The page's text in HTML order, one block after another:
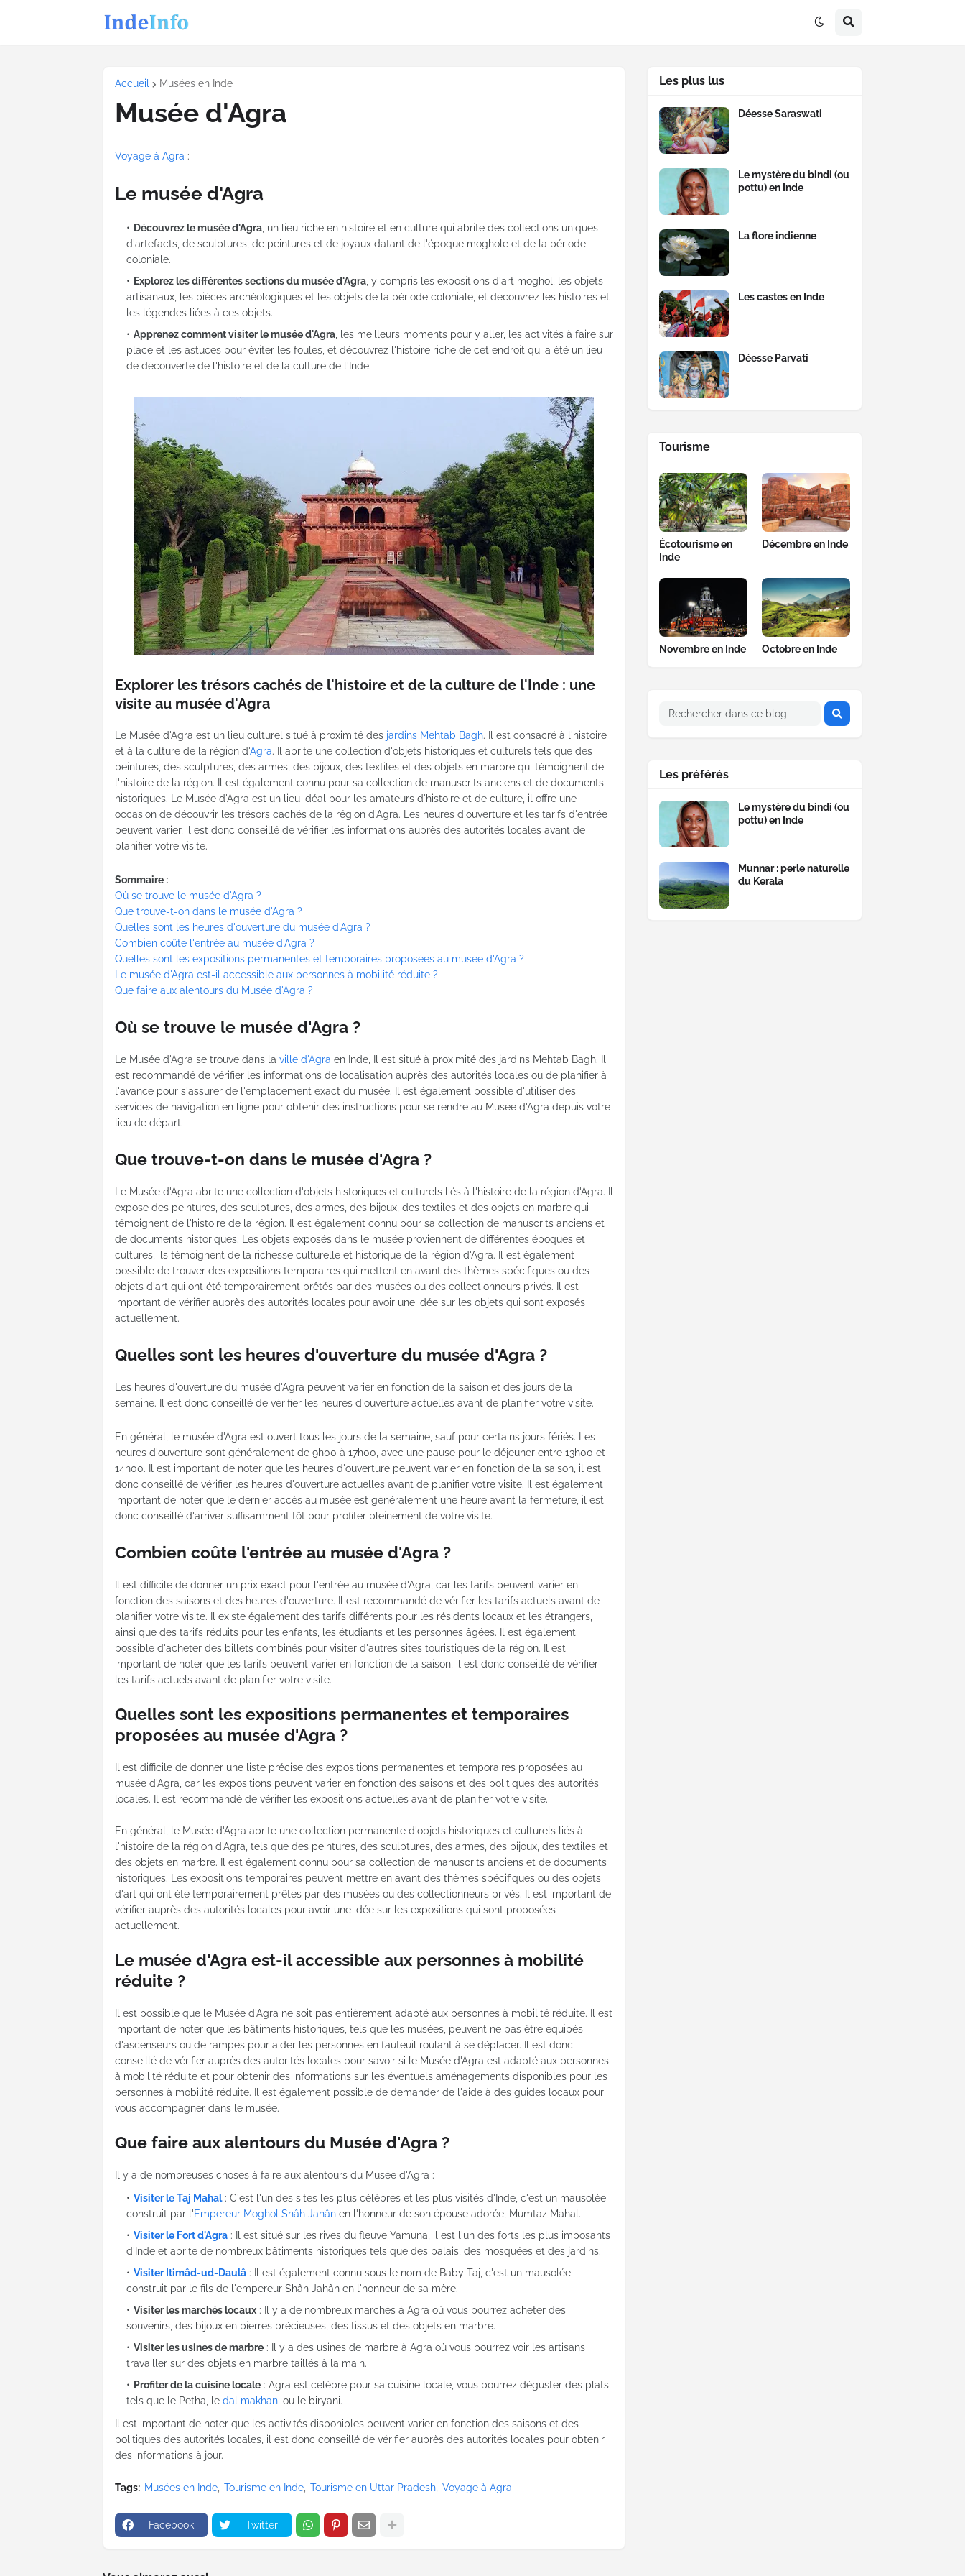
Accueil Musées en Inde
Musée d'Agra
Voyage à Agra :
Le musée d'Agra
Découvrez le musée d'Agra , un lieu riche en histoire et en culture qui abrite des collections uniques
d'artefacts, de sculptures, de peintures et de joyaux datant de l'époque moghole et de la période
coloniale.
Explorez les différentes sections du musée d'Agra , y compris les expositions d'art moghol, les objets
artisanaux, les pièces archéologiques et les objets de la période coloniale, et découvrez les histoires et
les légendes liées à ces objets.
Apprenez comment visiter le musée d'Agra , les meilleurs moments pour y aller, les activités à faire sur
place et les astuces pour éviter les foules, et découvrez l'histoire riche de cet endroit qui a été un lieu
de découverte de l'histoire et de la culture de l'Inde.
Explorer les trésors cachés de l'histoire et de la culture de l'Inde : une
visite au musée d'Agra
Le Musée d'Agra est un lieu culturel situé à proximité des jardins Mehtab Bagh. Il est consacré à l'histoire
et à la culture de la région d'Agra. Il abrite une collection d'objets historiques et culturels tels que des
peintures, des sculptures, des armes, des bijoux, des textiles et des objets en marbre qui témoignent de
l'histoire de la région. Il est également connu pour sa collection de manuscrits anciens et de documents
historiques. Le Musée d'Agra est un lieu idéal pour les amateurs d'histoire et de culture, il offre une
occasion de découvrir les trésors cachés de la région d'Agra. Les heures d'ouverture et les tarifs d'entrée
peuvent varier, il est donc conseillé de vérifier les informations auprès des autorités locales avant de
planifier votre visite.
Sommaire :
Où se trouve le musée d'Agra ?
Que trouve-t-on dans le musée d'Agra ?
Quelles sont les heures d'ouverture du musée d'Agra ?
Combien coûte l'entrée au musée d'Agra ?
Quelles sont les expositions permanentes et temporaires proposées au musée d'Agra ?
Le musée d'Agra est-il accessible aux personnes à mobilité réduite ?
Que faire aux alentours du Musée d'Agra ?
Où se trouve le musée d'Agra ?
Le Musée d'Agra se trouve dans la ville d'Agra en Inde, Il est situé à proximité des jardins Mehtab Bagh. Il
est recommandé de vérifier les informations de localisation auprès des autorités locales ou de planifier à
l'avance pour s'assurer de l'emplacement exact du musée. Il est également possible d'utiliser des
services de navigation en ligne pour obtenir des instructions pour se rendre au Musée d'Agra depuis votre
lieu de départ.
Que trouve-t-on dans le musée d'Agra ?
Le Musée d'Agra abrite une collection d'objets historiques et culturels liés à l'histoire de la région d'Agra. Il
expose des peintures, des sculptures, des armes, des bijoux, des textiles et des objets en marbre qui
témoignent de l'histoire de la région. Il est également connu pour sa collection de manuscrits anciens et
de documents historiques. Les objets exposés dans le musée proviennent de différentes époques et
cultures, ils témoignent de la richesse culturelle et historique de la région d'Agra. Il est également
possible de trouver des expositions temporaires qui mettent en avant des thèmes spécifiques ou des
objets d'art qui ont été temporairement prêtés par des musées ou des collectionneurs privés. Il est
important de vérifier auprès des autorités locales pour avoir une idée sur les objets qui sont exposés
actuellement.
Quelles sont les heures d'ouverture du musée d'Agra ?
Les heures d'ouverture du musée d'Agra peuvent varier en fonction de la saison et des jours de la
semaine. Il est donc conseillé de vérifier les heures d'ouverture actuelles avant de planifier votre visite.
En général, le musée d'Agra est ouvert tous les jours de la semaine, sauf pour certains jours fériés. Les
heures d'ouverture sont généralement de 9h00 à 17h00, avec une pause pour le déjeuner entre 13h00 et
14h00. Il est important de noter que les heures d'ouverture peuvent varier en fonction de la saison, il est
donc conseillé de vérifier les heures d'ouverture actuelles avant de planifier votre visite. Il est également
important de noter que le dernier accès au musée est généralement une heure avant la fermeture, il est
donc conseillé d'arriver suffisamment tôt pour profiter pleinement de votre visite.
Combien coûte l'entrée au musée d'Agra ?
Il est difficile de donner un prix exact pour l'entrée au musée d'Agra, car les tarifs peuvent varier en
fonction des saisons et des heures d'ouverture. Il est recommandé de vérifier les tarifs actuels avant de
planifier votre visite. Il existe également des tarifs différents pour les résidents locaux et les étrangers,
ainsi que des tarifs réduits pour les enfants, les étudiants et les personnes âgées. Il est également
possible d'acheter des billets combinés pour visiter d'autres sites touristiques de la région. Il est
important de noter que les tarifs peuvent varier en fonction de la saison, il est donc conseillé de vérifier
les tarifs actuels avant de planifier votre visite.
Quelles sont les expositions permanentes et temporaires
proposées au musée d'Agra ?
Il est difficile de donner une liste précise des expositions permanentes et temporaires proposées au
musée d'Agra, car les expositions peuvent varier en fonction des saisons et des politiques des autorités
locales. Il est recommandé de vérifier les expositions actuelles avant de planifier votre visite.
En général, le Musée d'Agra abrite une collection permanente d'objets historiques et culturels liés à
l'histoire de la région d'Agra, tels que des peintures, des sculptures, des armes, des bijoux, des textiles et
des objets en marbre. Il est également connu pour sa collection de manuscrits anciens et de documents
historiques. Les expositions temporaires peuvent mettre en avant des thèmes spécifiques ou des objets
d'art qui ont été temporairement prêtés par des musées ou des collectionneurs privés. Il est important de
vérifier auprès des autorités locales pour avoir une idée sur les expositions qui sont proposées
actuellement.
Le musée d'Agra est-il accessible aux personnes à mobilité
réduite ?
Il est possible que le Musée d'Agra ne soit pas entièrement adapté aux personnes à mobilité réduite. Il est
important de noter que les bâtiments historiques, tels que les musées, peuvent ne pas être équipés
d'ascenseurs ou de rampes pour aider les personnes en fauteuil roulant à se déplacer. Il est donc
conseillé de vérifier auprès des autorités locales pour savoir si le Musée d'Agra est adapté aux personnes
à mobilité réduite et pour obtenir des informations sur les éventuels aménagements disponibles pour les
personnes à mobilité réduite. Il est également possible de demander de l'aide à des guides locaux pour
vous accompagner dans le musée.
Que faire aux alentours du Musée d'Agra ?
Il y a de nombreuses choses à faire aux alentours du Musée d'Agra :
Visiter le Taj Mahal: C'est l'un des sites les plus célèbres et les plus visités d'Inde, c'est un mausolée
construit par l'Empereur Moghol Shâh Jahân en l'honneur de son épouse adorée, Mumtaz Mahal.
Visiter le Fort d'Agra : Il est situé sur les rives du fleuve Yamuna, il est l'un des forts les plus imposants
d'Inde et abrite de nombreux bâtiments historiques tels que des palais, des mosquées et des jardins.
Visiter Itimâd-ud-Daulâ : Il est également connu sous le nom de Baby Taj, c'est un mausolée
construit par le fils de l'empereur Shâh Jahân en l'honneur de sa mère.
Visiter les marchés locaux : Il y a de nombreux marchés à Agra où vous pourrez acheter des
souvenirs, des bijoux en pierres précieuses, des tissus et des objets en marbre.
Visiter les usines de marbre : Il y a des usines de marbre à Agra où vous pourrez voir les artisans
travailler sur des objets en marbre taillés à la main.
Profiter de la cuisine locale : Agra est célèbre pour sa cuisine locale, vous pourrez déguster des plats
tels que le Petha, le dal makhani ou le biryani.
Il est important de noter que les activités disponibles peuvent varier en fonction des saisons et des
politiques des autorités locales, il est donc conseillé de vérifier auprès des autorités locales pour obtenir
des informations à jour.
Tags: Musées en Inde Tourisme en Inde Tourisme en Uttar Pradesh Voyage à Agra
Facebook Twitter
Les plus lus
Déesse Saraswati
Le mystère du bindi (ou
pottu) en Inde
La flore indienne
Les castes en Inde
Déesse Parvati
Tourisme
Écotourisme en
Inde
Décembre en Inde
Novembre en Inde Octobre en Inde
Les préférés
Le mystère du bindi (ou
pottu) en Inde
Munnar : perle naturelle
du Kerala